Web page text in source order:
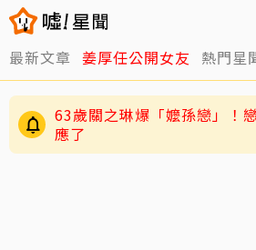
最新文章 姜厚任公開女友 熱門星
逸祥結婚到現在都還沒開機
後原因